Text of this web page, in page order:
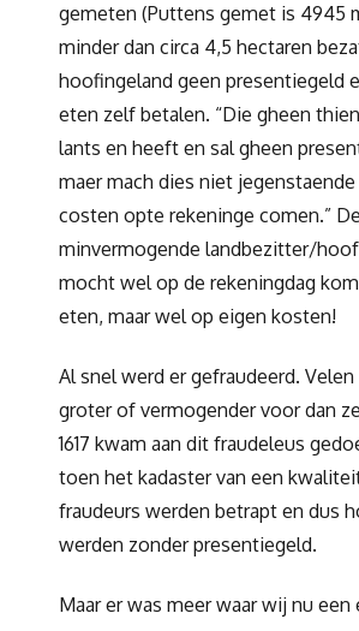
gemeten (Puttens gemet is 4945
minder dan circa 4,5 hectaren
hoofingeland geen presentiegeld
eten zelf betalen. “Die gheen
lants en heeft en sal gheen
maer mach dies niet
costen opte rekeninge comen.” De
minvermogende landbezitter/
mocht wel op de rekeningdag
eten, maar wel op eigen kosten!
Al snel werd er gefraudeerd.
groter of vermogender voor dan
1617 kwam aan dit fraudeleus
toen het kadaster van een
fraudeurs werden betrapt en dus
werden zonder presentiegeld.
Maar er was meer waar wij nu een